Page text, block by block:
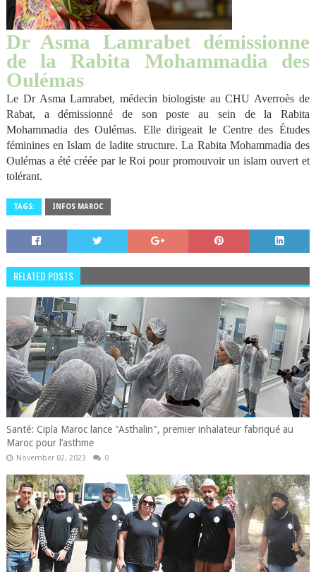
Dr Asma Lamrabet démissionne
de la Rabita Mohammadia des
Oulémas
Le Dr Asma Lamrabet, médecin biologiste au CHU Averroès de
Rabat, a démissionné de son poste au sein de la Rabita
Mohammadia des Oulémas. Elle dirigeait le Centre des Études
féminines en Islam de ladite structure. La Rabita Mohammadia des
Oulémas a été créée par le Roi pour promouvoir un islam ouvert et
tolérant.
TAGS: INFOS MAROC
RELATED POSTS
Santé: Cipla Maroc lance "Asthalin", premier inhalateur fabriqué au
Maroc pour l’asthme
November 02, 2023 0